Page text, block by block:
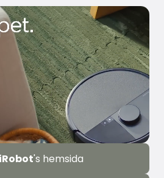
iRobot's hemsida